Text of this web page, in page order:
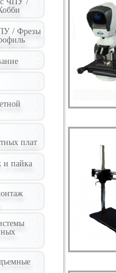
/ Фрезы
плат
и пайка